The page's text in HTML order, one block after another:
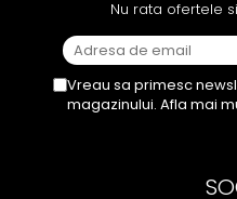
Nu rata ofertele
Vreau sa primesc
magazinului. Afla mai